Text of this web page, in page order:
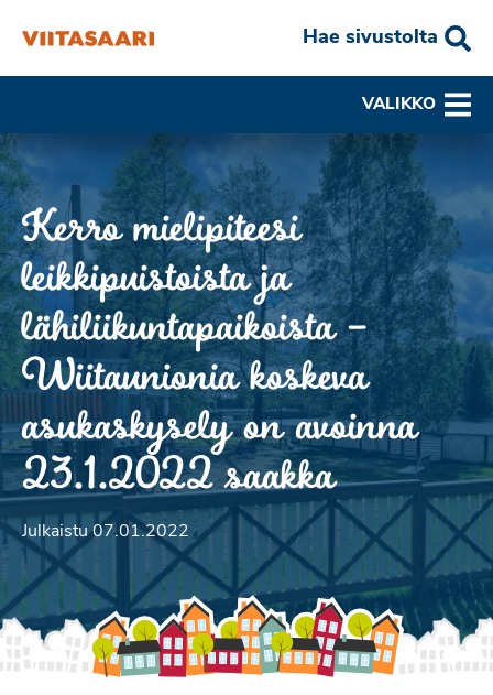
Hae sivustolta
VALIKKO
Kerro mielipiteesi
leikkipuistoista ja
lähiliikuntapaikoista –
Wiitaunionia koskeva
asukaskysely on avoinna
23.1.2022 saakka
Julkaistu 07.01.2022